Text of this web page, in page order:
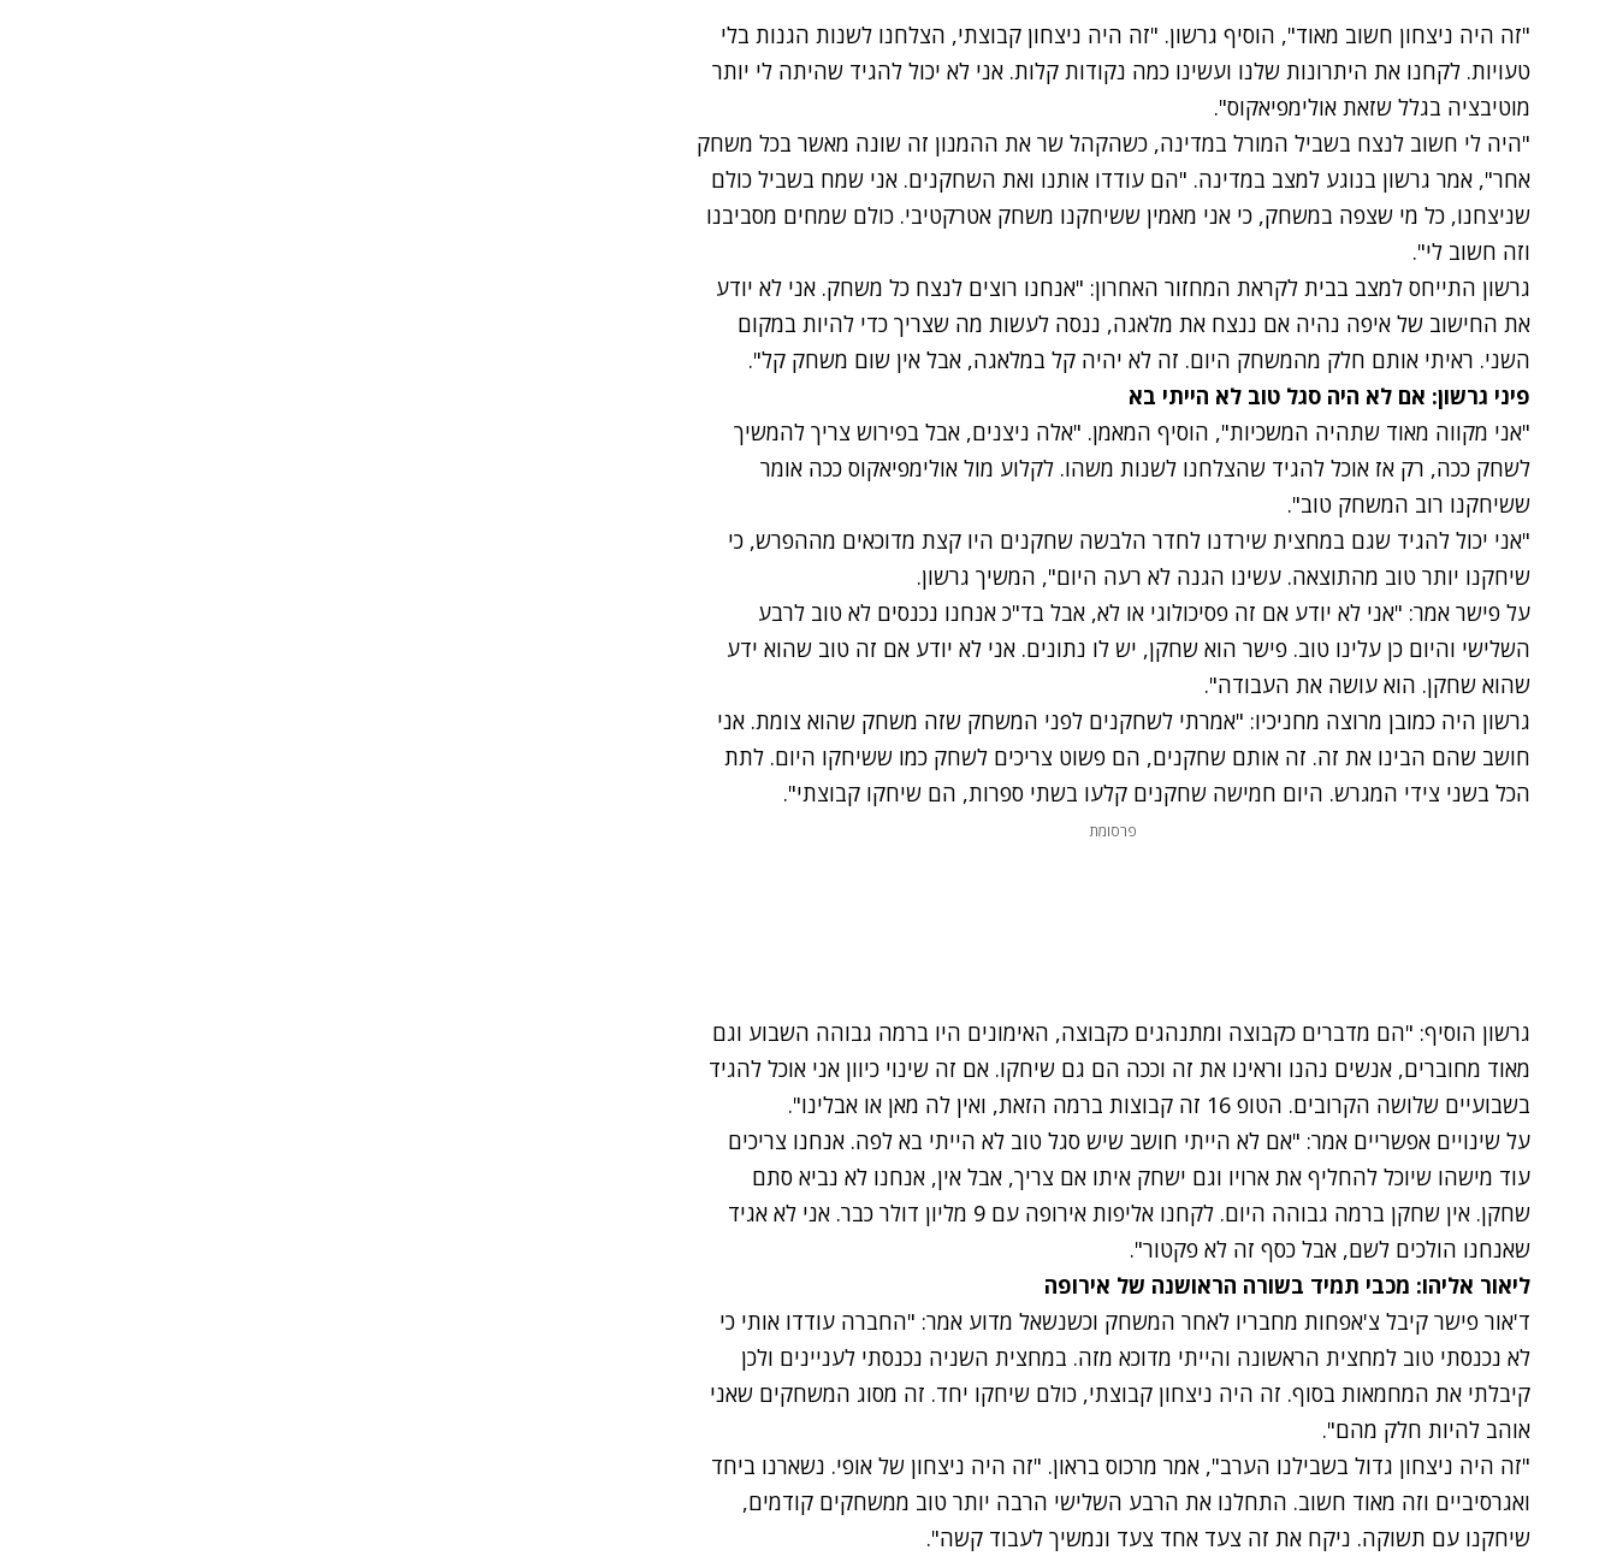
"זה היה ניצחון חשוב מאוד", הוסיף גרשון. "זה היה ניצחון קבוצתי, הצלחנו לשנות הגנות בלי
טעויות. לקחנו את היתרונות שלנו ועשינו כמה נקודות קלות. אני לא יכול להגיד שהיתה לי יותר
מוטיבציה בגלל שזאת אולימפיאקוס".
"היה לי חשוב לנצח בשביל המורל במדינה, כשהקהל שר את ההמנון זה שונה מאשר בכל משחק
אחר", אמר גרשון בנוגע למצב במדינה. "הם עודדו אותנו ואת השחקנים. אני שמח בשביל כולם
שניצחנו, כל מי שצפה במשחק, כי אני מאמין ששיחקנו משחק אטרקטיבי. כולם שמחים מסביבנו
וזה חשוב לי".
גרשון התייחס למצב בבית לקראת המחזור האחרון: "אנחנו רוצים לנצח כל משחק. אני לא יודע
את החישוב של איפה נהיה אם ננצח את מלאגה, ננסה לעשות מה שצריך כדי להיות במקום
השני. ראיתי אותם חלק מהמשחק היום. זה לא יהיה קל במלאגה, אבל אין שום משחק קל".
פיני גרשון: אם לא היה סגל טוב לא הייתי בא
"אני מקווה מאוד שתהיה המשכיות", הוסיף המאמן. "אלה ניצנים, אבל בפירוש צריך להמשיך
לשחק ככה, רק אז אוכל להגיד שהצלחנו לשנות משהו. לקלוע מול אולימפיאקוס ככה אומר
ששיחקנו רוב המשחק טוב".
"אני יכול להגיד שגם במחצית שירדנו לחדר הלבשה שחקנים היו קצת מדוכאים מההפרש, כי
שיחקנו יותר טוב מהתוצאה. עשינו הגנה לא רעה היום", המשיך גרשון.
על פישר אמר: "אני לא יודע אם זה פסיכולוגי או לא, אבל בד"כ אנחנו נכנסים לא טוב לרבע
השלישי והיום כן עלינו טוב. פישר הוא שחקן, יש לו נתונים. אני לא יודע אם זה טוב שהוא ידע
שהוא שחקן. הוא עושה את העבודה".
גרשון היה כמובן מרוצה מחניכיו: "אמרתי לשחקנים לפני המשחק שזה משחק שהוא צומת. אני
חושב שהם הבינו את זה. זה אותם שחקנים, הם פשוט צריכים לשחק כמו ששיחקו היום. לתת
הכל בשני צידי המגרש. היום חמישה שחקנים קלעו בשתי ספרות, הם שיחקו קבוצתי".
פרסומת
גרשון הוסיף: "הם מדברים כקבוצה ומתנהגים כקבוצה, האימונים היו ברמה גבוהה השבוע וגם
מאוד מחוברים, אנשים נהנו וראינו את זה וככה הם גם שיחקו. אם זה שינוי כיוון אני אוכל להגיד
בשבועיים שלושה הקרובים. הטופ 16 זה קבוצות ברמה הזאת, ואין לה מאן או אבלינו".
על שינויים אפשריים אמר: "אם לא הייתי חושב שיש סגל טוב לא הייתי בא לפה. אנחנו צריכים
עוד מישהו שיוכל להחליף את ארויו וגם ישחק איתו אם צריך, אבל אין, אנחנו לא נביא סתם
שחקן. אין שחקן ברמה גבוהה היום. לקחנו אליפות אירופה עם 9 מליון דולר כבר. אני לא אגיד
שאנחנו הולכים לשם, אבל כסף זה לא פקטור".
ליאור אליהו: מכבי תמיד בשורה הראושנה של אירופה
ד'אור פישר קיבל צ'אפחות מחבריו לאחר המשחק וכשנשאל מדוע אמר: "החברה עודדו אותי כי
לא נכנסתי טוב למחצית הראשונה והייתי מדוכא מזה. במחצית השניה נכנסתי לעניינים ולכן
קיבלתי את המחמאות בסוף. זה היה ניצחון קבוצתי, כולם שיחקו יחד. זה מסוג המשחקים שאני
אוהב להיות חלק מהם".
"זה היה ניצחון גדול בשבילנו הערב", אמר מרכוס בראון. "זה היה ניצחון של אופי. נשארנו ביחד
ואגרסיביים וזה מאוד חשוב. התחלנו את הרבע השלישי הרבה יותר טוב ממשחקים קודמים,
שיחקנו עם תשוקה. ניקח את זה צעד אחד צעד ונמשיך לעבוד קשה".